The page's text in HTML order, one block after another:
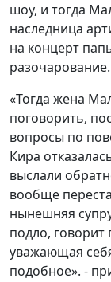
шоу, и тогда
наследница
на концерт
разочарование.
«Тогда жена
поговорить,
вопросы по
Кира
выслали
вообще
нынешняя
подло, говорит
уважающая
подобное». -